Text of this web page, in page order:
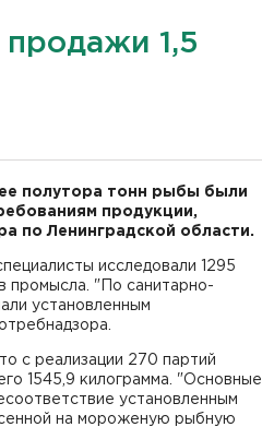
продажи 1,5
полутора тонн рыбы были
продукции,
по Ленинградской области.
исследовали 1295
промысла. "По санитарно-
установленным
с реализации 270 партий
1545,9 килограмма. "Основные
установленным
на мороженую рыбную